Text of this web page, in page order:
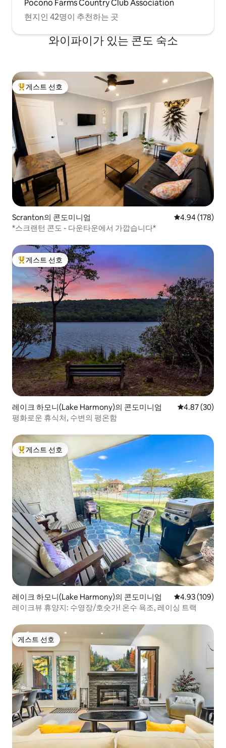
Pocono Farms Country Club Association
현지인 42명이 추천하는 곳
와이파이가 있는 콘도 숙소
상위 게스트 선호
게스트 선호
Scranton의 콘도미니엄 평점 4.94점(5
4.94 (178)
*스크랜턴 콘도 - 다운타운에서 가깝습니다*
상위 게스트 선호
게스트 선호
레이크 하모니(Lake Harmony)의 콘도미니엄 평점 4.87점(5
4.87 (30)
평화로운 휴식처, 수변의 평온함
상위 게스트 선호
게스트 선호
레이크 하모니(Lake Harmony)의 콘도미니엄 평점 4.93점(5
4.93 (109)
레이크뷰 휴양지: 수영장/호숫가! 온수 욕조, 레이싱 트랙
게스트 선호
게스트 선호